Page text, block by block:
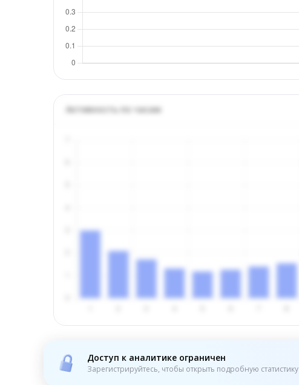
Активность по часам
Доступ к аналитике ограничен
Зарегистрируйтесь, чтобы открыть подробную статистику